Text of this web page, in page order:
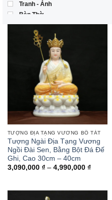
Tranh - Ảnh
Bàn Thờ
SHOW MORE
TƯỢNG ĐỊA TẠNG VƯƠNG BỒ TÁT
Tượng Ngài Địa Tạng Vương
Ngồi Đài Sen, Bằng Bột Đá Đế
Ghi, Cao 30cm – 40cm
3,090,000 ₫ – 4,990,000 ₫Khoảng